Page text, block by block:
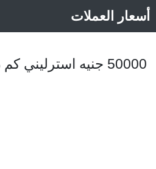
أسعار العملات
50000 جنيه استرليني كم درهم إماراتي